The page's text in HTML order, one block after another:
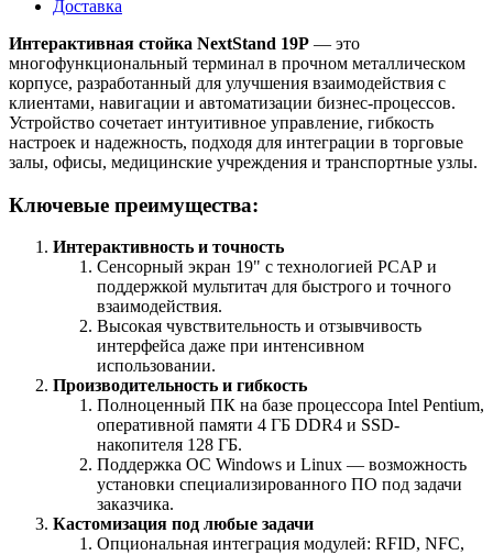
Доставка
Интерактивная стойка NextStand 19P — это
многофункциональный терминал в прочном металлическом
корпусе, разработанный для улучшения взаимодействия с
клиентами, навигации и автоматизации бизнес-процессов.
Устройство сочетает интуитивное управление, гибкость
настроек и надежность, подходя для интеграции в торговые
залы, офисы, медицинские учреждения и транспортные узлы.
Ключевые преимущества:
Интерактивность и точность
Сенсорный экран 19" с технологией PCAP и
поддержкой мультитач для быстрого и точного
взаимодействия.
Высокая чувствительность и отзывчивость
интерфейса даже при интенсивном
использовании.
Производительность и гибкость
Полноценный ПК на базе процессора Intel Pentium,
оперативной памяти 4 ГБ DDR4 и SSD-
накопителя 128 ГБ.
Поддержка ОС Windows и Linux — возможность
установки специализированного ПО под задачи
заказчика.
Кастомизация под любые задачи
Опциональная интеграция модулей: RFID, NFC,